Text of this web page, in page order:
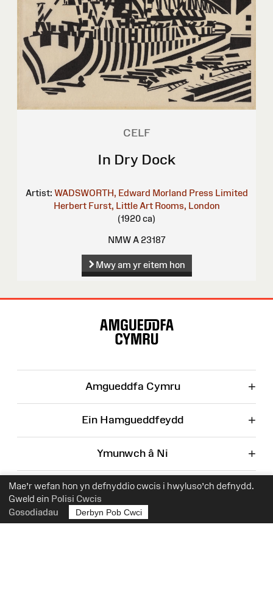
Mae’r wefan hon yn defnyddio cwcis i hwyluso’ch defnydd.
Gweld ein Polisi Cwcis
Gosodiadau
Derbyn Pob Cwci
CELF
In Dry Dock
Artist: WADSWORTH, Edward Morland Press Limited
Herbert Furst, Little Art Rooms, London
(1920 ca)
NMW A 23187
Mwy am yr eitem hon
Amgueddfa Cymru +
Ein Hamgueddfeydd +
Ymunwch â Ni +
Corfforaethol +